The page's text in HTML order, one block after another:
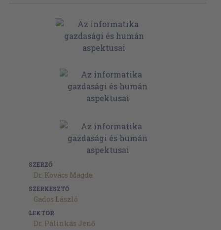
SZERZŐ
Dr. Kovács Magda
SZERKESZTŐ
Gados László
LEKTOR
Dr. Pálinkás Jenő